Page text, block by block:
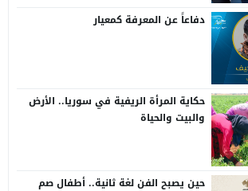
دفاعاً عن المعرفة كمعيار
حكاية المرأة الريفية في سوريا.. الأرض
والبيت والحياة
حين يصبح الفن لغة ثانية.. أطفال صم